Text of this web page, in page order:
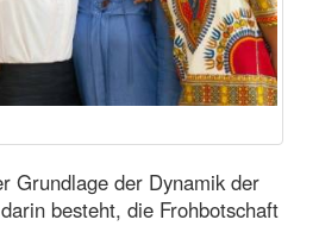
Grundlage der Dynamik der
besteht, die Frohbotschaft